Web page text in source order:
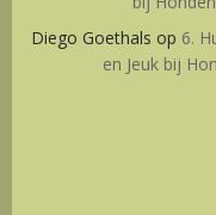
Diego Goethals op 6.
en Jeuk bij